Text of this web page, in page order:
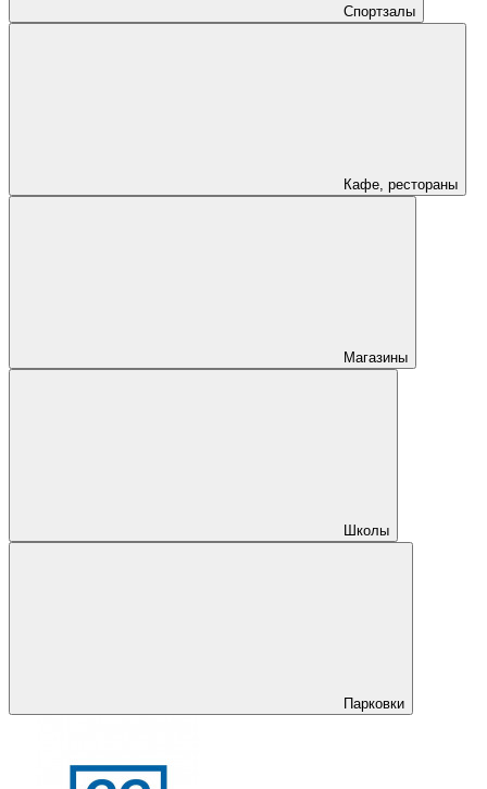
Спортзалы
Кафе, рестораны
Магазины
Школы
Парковки